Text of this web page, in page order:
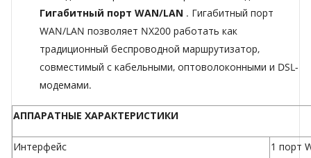
Гигабитный порт WAN/LAN . Гигабитный порт
WAN/LAN позволяет NX200 работать как
традиционный беспроводной маршрутизатор,
совместимый с кабельными, оптоволоконными и DSL-
модемами.
АППАРАТНЫЕ ХАРАКТЕРИСТИКИ
Интерфейс
1 порт